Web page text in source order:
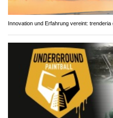
Innovation und Erfahrung vereint: